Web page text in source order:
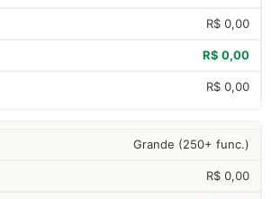
R$ 0,00
R$ 0,00
R$ 0,00
Grande (250+ func.)
R$ 0,00